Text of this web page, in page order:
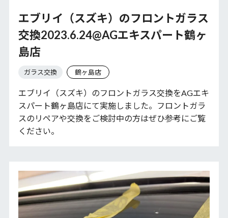
エブリイ（スズキ）のフロントガラス
交換2023.6.24@AGエキスパート鶴ヶ
島店
ガラス交換 鶴ヶ島店
エブリイ（スズキ）のフロントガラス交換をAGエキ
スパート鶴ヶ島店にて実施しました。フロントガラ
スのリペアや交換をご検討中の方はぜひ参考にご覧
ください。